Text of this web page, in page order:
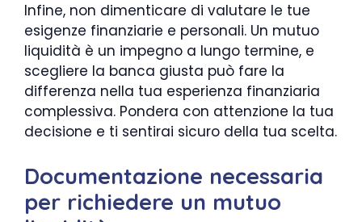
Infine, non dimenticare di valutare le tue
esigenze finanziarie e personali. Un mutuo
liquidità è un impegno a lungo termine, e
scegliere la banca giusta può fare la
differenza nella tua esperienza finanziaria
complessiva. Pondera con attenzione la tua
decisione e ti sentirai sicuro della tua scelta.
Documentazione necessaria
per richiedere un mutuo